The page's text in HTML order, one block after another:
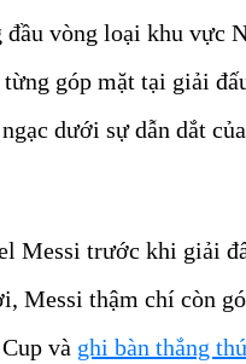
vòng loại khu vực
góp mặt tại giải
dưới sự dẫn dắt
Messi trước khi giải
Messi thậm chí còn
và ghi bàn thắng